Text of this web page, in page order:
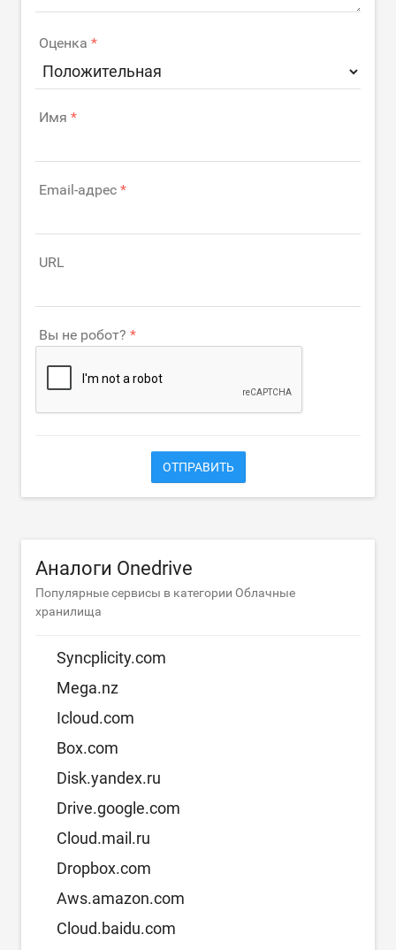
Оценка
Имя
Email-адрес
URL
Вы не робот?
ОТПРАВИТЬ
Аналоги Onedrive
Популярные сервисы в категории Облачные
хранилища
Syncplicity.com
Mega.nz
Icloud.com
Box.com
Disk.yandex.ru
Drive.google.com
Cloud.mail.ru
Dropbox.com
Aws.amazon.com
Cloud.baidu.com